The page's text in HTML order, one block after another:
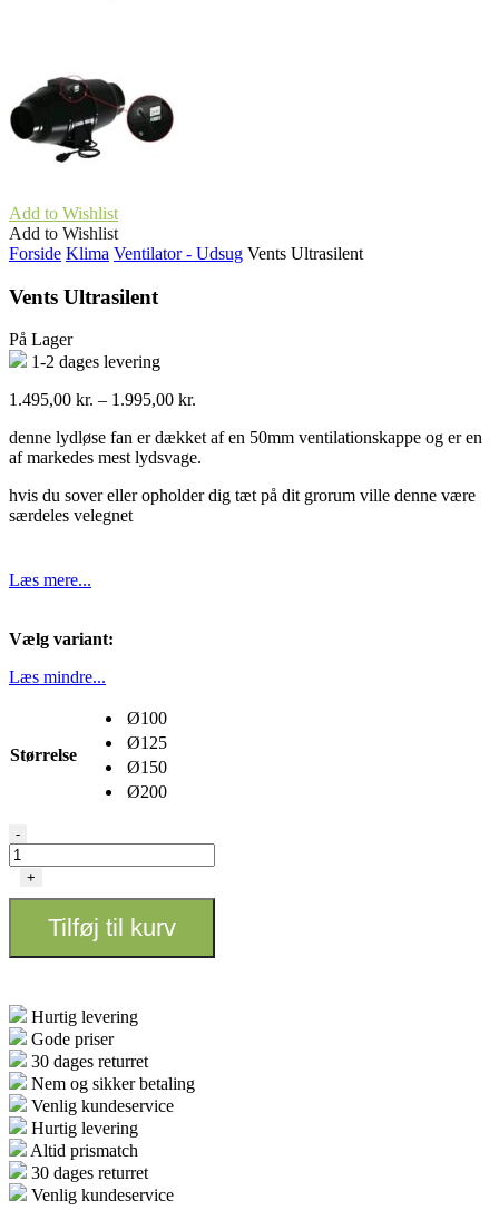
Add to Wishlist
Add to Wishlist
Forside Klima Ventilator - Udsug Vents Ultrasilent
Vents Ultrasilent
På Lager
1-2 dages levering
1.495,00 kr. – 1.995,00 kr.
til
1.995,00 kr.
denne lydløse fan er dækket af en 50mm ventilationskappe og er en
af markedes mest lydsvage.
hvis du sover eller opholder dig tæt på dit grorum ville denne være
særdeles velegnet
Læs mere...
Vælg variant:
Læs mindre...
Størrelse
Ø100
Ø125
Ø150
Ø200
Vents
Ultrasilent
antal
-
+
Tilføj til kurv
Hurtig levering
Gode priser
30 dages returret
Nem og sikker betaling
Venlig kundeservice
Hurtig levering
Altid prismatch
30 dages returret
Venlig kundeservice